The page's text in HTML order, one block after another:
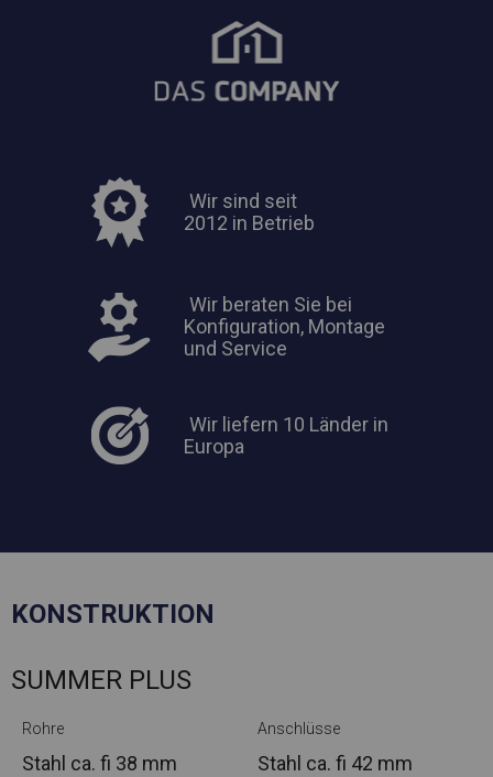
Wir sind seit
2012 in Betrieb
Wir beraten Sie bei
Konfiguration, Montage
und Service
Wir liefern 10 Länder in
Europa
KONSTRUKTION
SUMMER PLUS
Rohre
Stahl ca. fi 38 mm
Anschlüsse
Stahl ca. fi 42 mm